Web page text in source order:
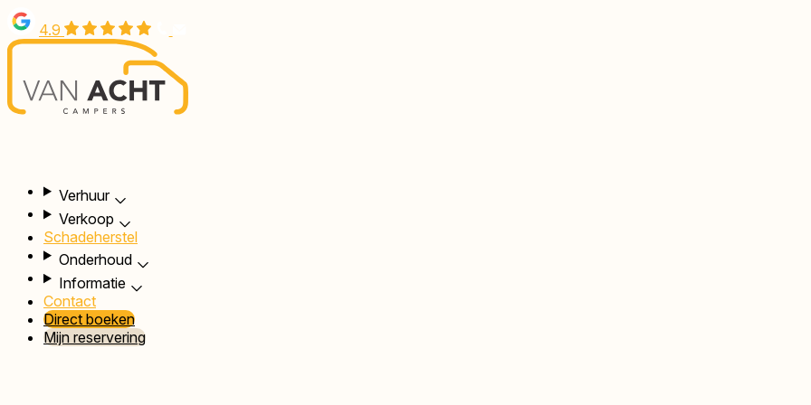
Overslaan
en
naar
inhoud
gaan
4.9
Verhuur
Verkoop
Schadeherstel
Onderhoud
Informatie
Contact
Direct boeken
Mijn reservering